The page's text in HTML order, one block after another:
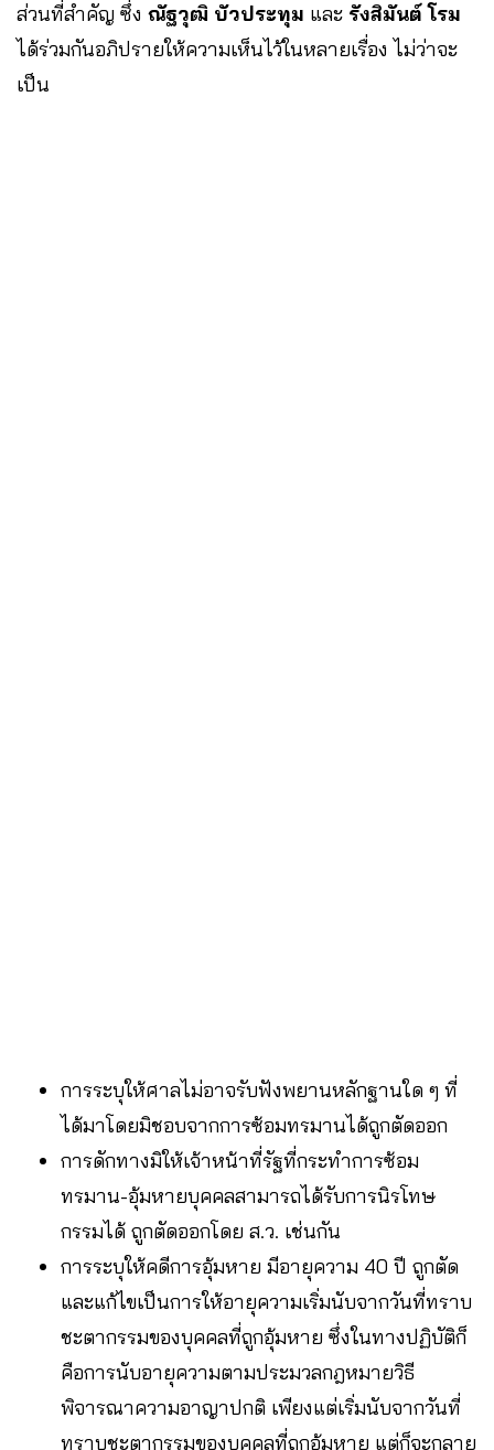
ส่วนที่สำคัญ ซึ่ง ณัฐวุฒิ บัวประทุม และ รังสิมันต์ โรม
ได้ร่วมกันอภิปรายให้ความเห็นไว้ในหลายเรื่อง ไม่ว่าจะ
เป็น
การระบุให้ศาลไม่อาจรับฟังพยานหลักฐานใด ๆ ที่
ได้มาโดยมิชอบจากการซ้อมทรมานได้ถูกตัดออก
การดักทางมิให้เจ้าหน้าที่รัฐที่กระทำการซ้อม
ทรมาน-อุ้มหายบุคคลสามารถได้รับการนิรโทษ
กรรมได้ ถูกตัดออกโดย ส.ว. เช่นกัน
การระบุให้คดีการอุ้มหาย มีอายุความ 40 ปี ถูกตัด
และแก้ไขเป็นการให้อายุความเริ่มนับจากวันที่ทราบ
ชะตากรรมของบุคคลที่ถูกอุ้มหาย ซึ่งในทางปฏิบัติก็
คือการนับอายุความตามประมวลกฎหมายวิธี
พิจารณาความอาญาปกติ เพียงแต่เริ่มนับจากวันที่
ทราบชะตากรรมของบุคคลที่ถูกอุ้มหาย แต่ก็จะกลาย